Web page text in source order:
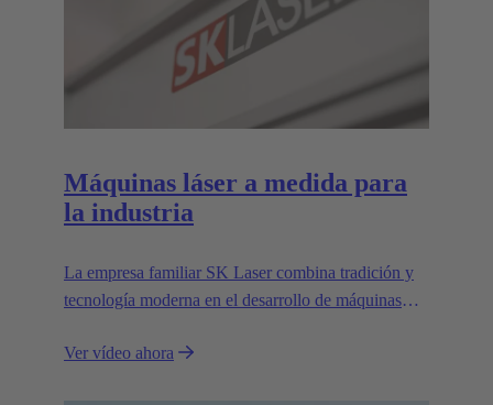
Máquinas láser a medida para
la industria
La empresa familiar SK Laser combina tradición y
tecnología moderna en el desarrollo de máquinas
exigentes.
Ver vídeo ahora